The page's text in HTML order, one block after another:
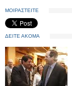
ΜΟΙΡΑΣΤΕΙΤΕ
ΔΕΙΤΕ ΑΚΟΜΑ